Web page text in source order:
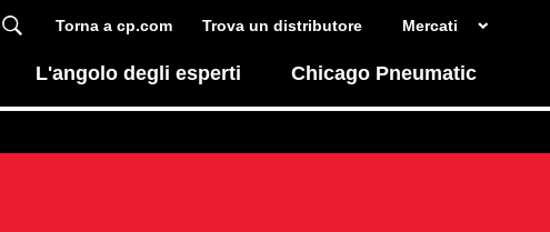
Mercati
Torna a cp.com Trova un distributore
L'angolo degli esperti Chicago Pneumatic